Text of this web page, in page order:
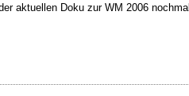
aktuellen Doku zur WM 2006 nochmal